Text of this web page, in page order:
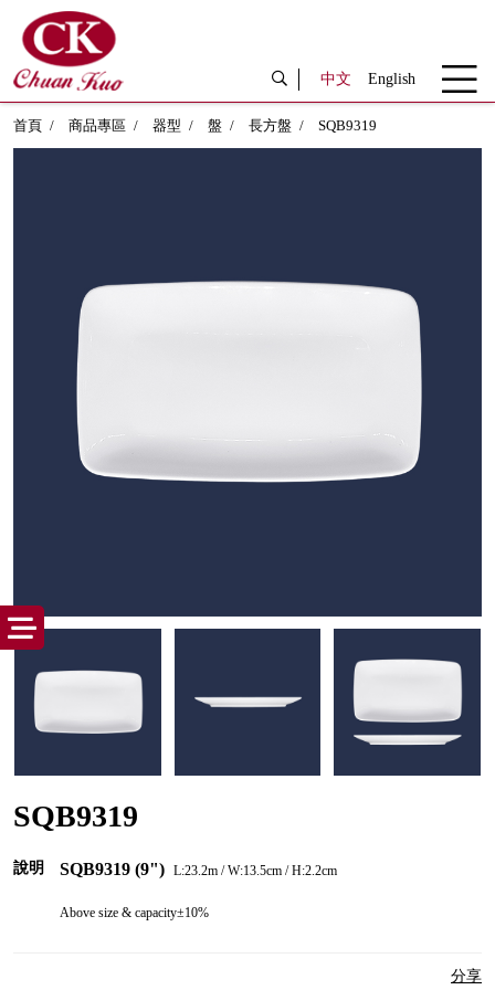
中文 English
首頁 商品專區 器型 盤 長方盤 SQB9319
SQB9319
說明 SQB9319 (9") L:23.2m / W:13.5cm / H:2.2cm
Above size & capacity±10%
分享